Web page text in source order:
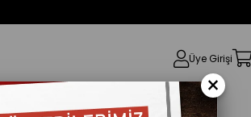
Üye Girişi
×